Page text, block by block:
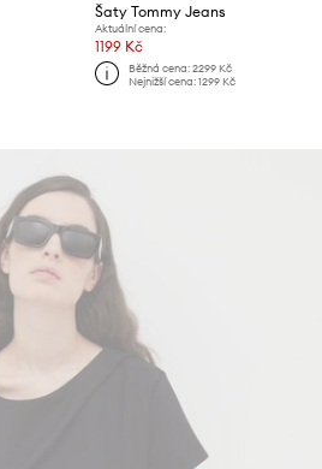
Šaty Tommy Jeans
Aktuální cena:
1199 Kč
Běžná cena: 2299 Kč
Nejnižší cena: 1299 Kč